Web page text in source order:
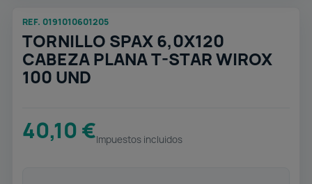
REF. 0191010601205
TORNILLO SPAX 6,0X120
CABEZA PLANA T-STAR WIROX
100 UND
40,10 €Impuestos incluidos